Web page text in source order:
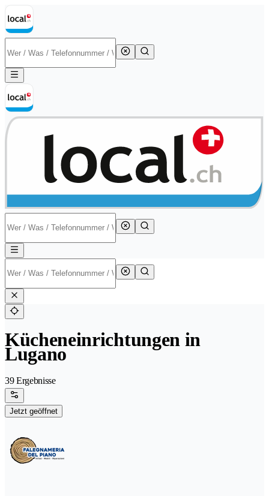
Kücheneinrichtungen in
Lugano
39 Ergebnisse
Jetzt geöffnet